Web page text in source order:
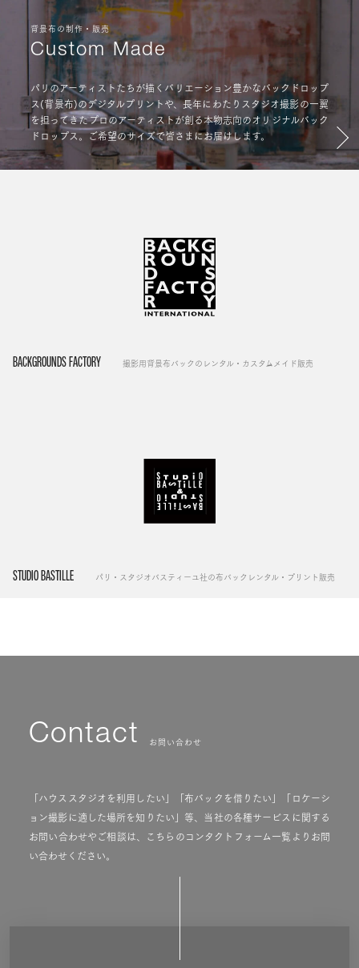
背景布の制作・販売
Custom Made
パリのアーティストたちが描くバリエーション豊かなバックドロップ
ス(背景布)のデジタルプリントや、長年にわたりスタジオ撮影の一翼
を担ってきたプロのアーティストが創る本物志向のオリジナルバック
ドロップス。ご希望のサイズで皆さまにお届けします。
BACKGROUNDS FACTORY 撮影用背景布バックのレンタル・カスタムメイド販売
STUDIO BASTILLE パリ・スタジオバスティーユ社の布バックレンタル・プリント販売
Contact お問い合わせ
「ハウススタジオを利用したい」「布バックを借りたい」「ロケーシ
ョン撮影に適した場所を知りたい」等、当社の各種サービスに関する
お問い合わせやご相談は、こちらのコンタクトフォーム一覧よりお問
い合わせください。